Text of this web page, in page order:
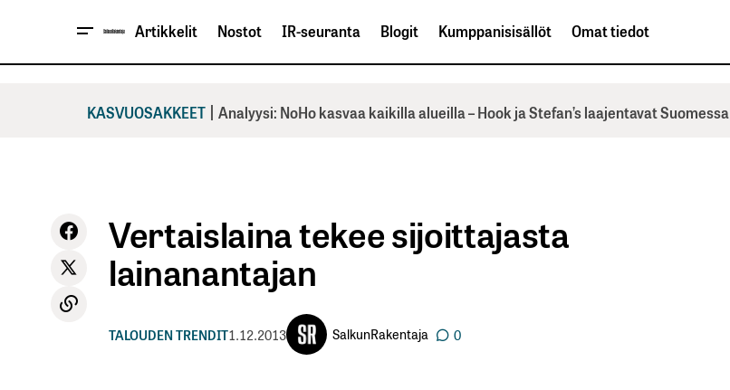
Artikkelit Nostot IR-seuranta Blogit Kumppanisisällöt Omat tiedot
KASVUOSAKKEET | Analyysi: NoHo kasvaa kaikilla alueilla – Hook ja Stefan’s laajentavat Suomessa
Vertaislaina tekee sijoittajasta
lainanantajan
TALOUDEN TRENDIT1.12.2013 SalkunRakentaja 0